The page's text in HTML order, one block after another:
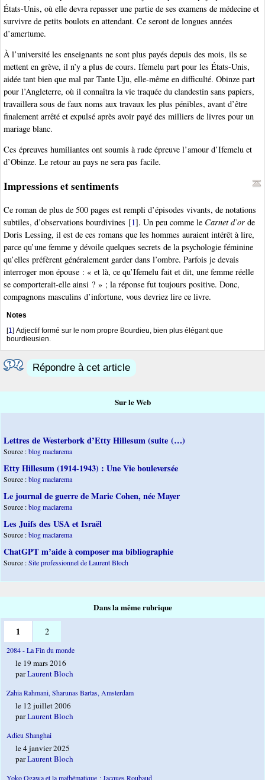
États-Unis, où elle devra repasser une partie de ses examens de médecine et
survivre de petits boulots en attendant. Ce seront de longues années
d’amertume.
À l’université les enseignants ne sont plus payés depuis des mois, ils se
mettent en grève, il n’y a plus de cours. Ifemelu part pour les États-Unis,
aidée tant bien que mal par Tante Uju, elle-même en difficulté. Obinze part
pour l’Angleterre, où il connaîtra la vie traquée du clandestin sans papiers,
travaillera sous de faux noms aux travaux les plus pénibles, avant d’être
finalement arrêté et expulsé après avoir payé des milliers de livres pour un
mariage blanc.
Ces épreuves humiliantes ont soumis à rude épreuve l’amour d’Ifemelu et
d’Obinze. Le retour au pays ne sera pas facile.
Impressions et sentiments
Ce roman de plus de 500 pages est rempli d’épisodes vivants, de notations
subtiles, d’observations bourdivines [1]. Un peu comme le Carnet d’or de
Doris Lessing, il est de ces romans que les hommes auraient intérêt à lire,
parce qu’une femme y dévoile quelques secrets de la psychologie féminine
qu’elles préfèrent généralement garder dans l’ombre. Parfois je devais
interroger mon épouse : « et là, ce qu’Ifemelu fait et dit, une femme réelle
se comporterait-elle ainsi ? » ; la réponse fut toujours positive. Donc,
compagnons masculins d’infortune, vous devriez lire ce livre.
Notes
[1] Adjectif formé sur le nom propre Bourdieu, bien plus élégant que
bourdieusien.
Répondre à cet article
Sur le Web
Lettres de Westerbork d’Etty Hillesum (suite (…)
Source :blog maclarema
Etty Hillesum (1914-1943) : Une Vie bouleversée
Source :blog maclarema
Le journal de guerre de Marie Cohen, née Mayer
Source :blog maclarema
Les Juifs des USA et Israël
Source :blog maclarema
ChatGPT m’aide à composer ma bibliographie
Source :Site professionnel de Laurent Bloch
Dans la même rubrique
1 2
2084 - La Fin du monde
le 19 mars 2016
parLaurent Bloch
Zahia Rahmani, Sharunas Bartas, Amsterdam
le 12 juillet 2006
parLaurent Bloch
Adieu Shanghai
le 4 janvier 2025
parLaurent Bloch
Yoko Ogawa et la mathématique ; Jacques Roubaud